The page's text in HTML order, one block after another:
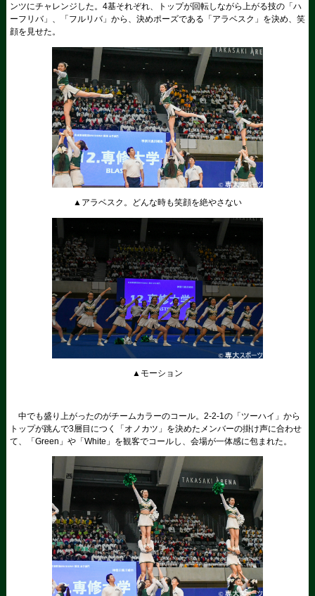
ンツにチャレンジした。4基それぞれ、トップが回転しながら上がる技の「ハ
ーフリバ」、「フルリバ」から、決めポーズである「アラベスク」を決め、笑
顔を見せた。
▲アラベスク。どんな時も笑顔を絶やさない
▲モーション
中でも盛り上がったのがチームカラーのコール。2-2-1の「ツーハイ」から
トップが跳んで3層目につく「オノカツ」を決めたメンバーの掛け声に合わせ
て、「Green」や「White」を観客でコールし、会場が一体感に包まれた。